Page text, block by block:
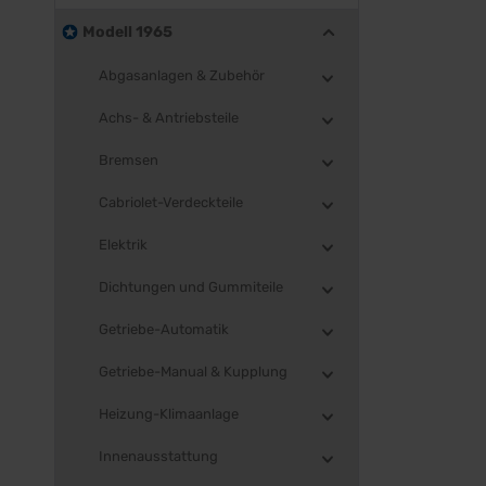
Modell 1965
Abgasanlagen & Zubehör
Achs- & Antriebsteile
Bremsen
Cabriolet-Verdeckteile
Elektrik
Dichtungen und Gummiteile
Getriebe-Automatik
Getriebe-Manual & Kupplung
Heizung-Klimaanlage
Innenausstattung